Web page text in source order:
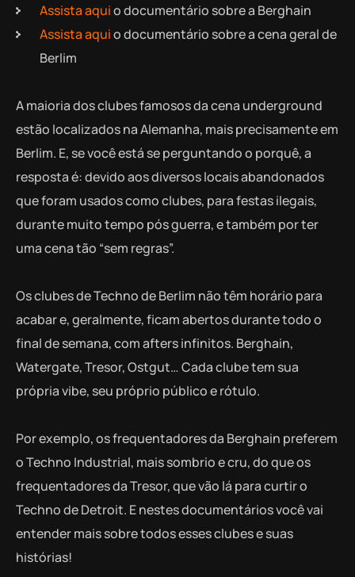
Assista aquio documentário sobre a Berghain
Assista aquio documentário sobre a cena geral de
Berlim
A maioria dos clubes famosos da cena underground
estão localizados na Alemanha, mais precisamente em
Berlim. E, se você está se perguntando o porquê, a
resposta é: devido aos diversos locais abandonados
que foram usados como clubes, para festas ilegais,
durante muito tempo pós guerra, e também por ter
uma cena tão “sem regras”.
Os clubes de Techno de Berlim não têm horário para
acabar e, geralmente, ficam abertos durante todo o
final de semana, com afters infinitos. Berghain,
Watergate, Tresor, Ostgut… Cada clube tem sua
própria vibe, seu próprio público e rótulo.
Por exemplo, os frequentadores da Berghain preferem
o Techno Industrial, mais sombrio e cru, do que os
frequentadores da Tresor, que vão lá para curtir o
Techno de Detroit. E nestes documentários você vai
entender mais sobre todos esses clubes e suas
histórias!